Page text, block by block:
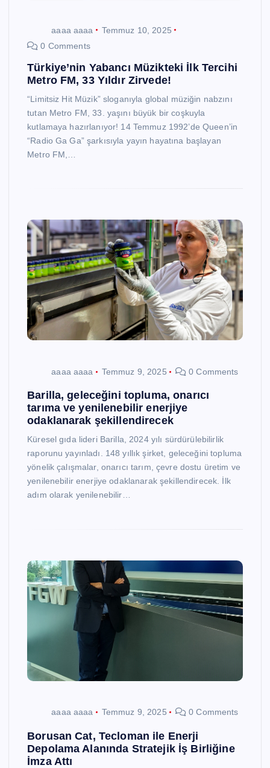
aaaa aaaa
Temmuz 10, 2025
0 Comments
Türkiye’nin Yabancı Müzikteki İlk Tercihi
Metro FM, 33 Yıldır Zirvede!
“Limitsiz Hit Müzik” sloganıyla global müziğin nabzını
tutan Metro FM, 33. yaşını büyük bir coşkuyla
kutlamaya hazırlanıyor! 14 Temmuz 1992’de Queen’in
“Radio Ga Ga” şarkısıyla yayın hayatına başlayan
Metro FM,…
aaaa aaaa Temmuz 9, 2025 0 Comments
Barilla, geleceğini topluma, onarıcı
tarıma ve yenilenebilir enerjiye
odaklanarak şekillendirecek
Küresel gıda lideri Barilla, 2024 yılı sürdürülebilirlik
raporunu yayınladı. 148 yıllık şirket, geleceğini topluma
yönelik çalışmalar, onarıcı tarım, çevre dostu üretim ve
yenilenebilir enerjiye odaklanarak şekillendirecek. İlk
adım olarak yenilenebilir…
aaaa aaaa Temmuz 9, 2025 0 Comments
Borusan Cat, Tecloman ile Enerji
Depolama Alanında Stratejik İş Birliğine
İmza Attı